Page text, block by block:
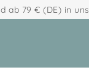
ab 79 € (DE) in